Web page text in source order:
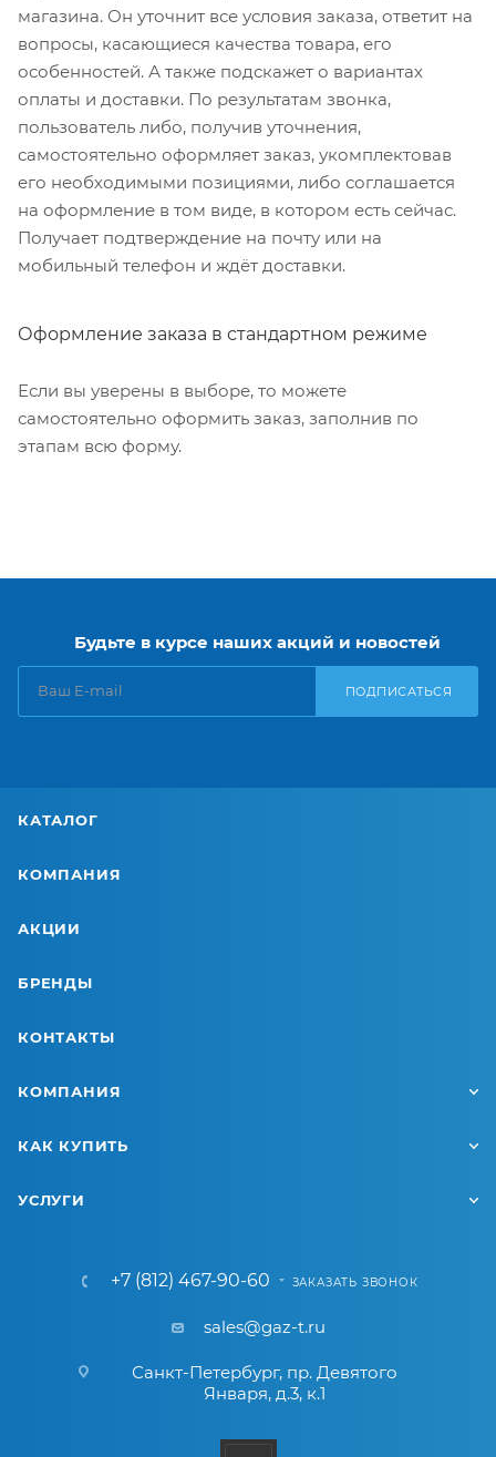
магазина. Он уточнит все условия заказа, ответит на
вопросы, касающиеся качества товара, его
особенностей. А также подскажет о вариантах
оплаты и доставки. По результатам звонка,
пользователь либо, получив уточнения,
самостоятельно оформляет заказ, укомплектовав
его необходимыми позициями, либо соглашается
на оформление в том виде, в котором есть сейчас.
Получает подтверждение на почту или на
мобильный телефон и ждёт доставки.
Оформление заказа в стандартном режиме
Если вы уверены в выборе, то можете
самостоятельно оформить заказ, заполнив по
этапам всю форму.
Будьте в курсе наших акций и новостей
ПОДПИСАТЬСЯ
КАТАЛОГ
КОМПАНИЯ
АКЦИИ
БРЕНДЫ
КОНТАКТЫ
КОМПАНИЯ
КАК КУПИТЬ
УСЛУГИ
+7 (812) 467-90-60 ЗАКАЗАТЬ ЗВОНОК
sales@gaz-t.ru
Санкт-Петербург, пр. Девятого
Января, д.3, к.1